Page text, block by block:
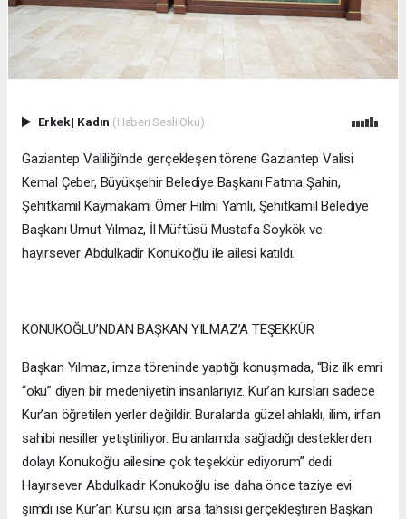
Erkek| Kadın (Haberi Sesli Oku)
Gaziantep Valiliği’nde gerçekleşen törene Gaziantep Valisi
Kemal Çeber, Büyükşehir Belediye Başkanı Fatma Şahin,
Şehitkamil Kaymakamı Ömer Hilmi Yamlı, Şehitkamil Belediye
Başkanı Umut Yılmaz, İl Müftüsü Mustafa Soykök ve
hayırsever Abdulkadir Konukoğlu ile ailesi katıldı.
KONUKOĞLU’NDAN BAŞKAN YILMAZ’A TEŞEKKÜR
Başkan Yılmaz, imza töreninde yaptığı konuşmada, “Biz ilk emri
“oku” diyen bir medeniyetin insanlarıyız. Kur’an kursları sadece
Kur’an öğretilen yerler değildir. Buralarda güzel ahlaklı, ilim, irfan
sahibi nesiller yetiştiriliyor. Bu anlamda sağladığı desteklerden
dolayı Konukoğlu ailesine çok teşekkür ediyorum” dedi.
Hayırsever Abdulkadir Konukoğlu ise daha önce taziye evi
şimdi ise Kur’an Kursu için arsa tahsisi gerçekleştiren Başkan